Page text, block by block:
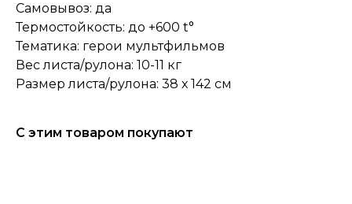
Самовывоз: да
Термостойкость: до +600 t°
Тематика: герои мультфильмов
Вес листа/рулона: 10-11 кг
Размер листа/рулона: 38 х 142 см
С этим товаром покупают